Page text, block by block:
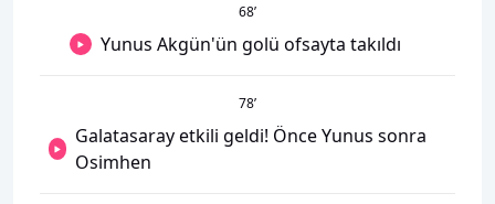
68’
Yunus Akgün'ün golü ofsayta takıldı
78’
Galatasaray etkili geldi! Önce Yunus sonra
Osimhen